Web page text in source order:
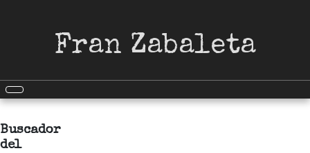
Fran Zabaleta
Buscador
del